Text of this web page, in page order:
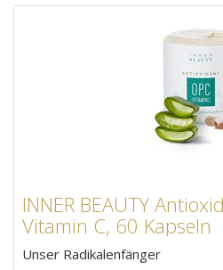
INNER BEAUTY
Vitamin C, 60 Kapseln
Unser Radikalenfänger